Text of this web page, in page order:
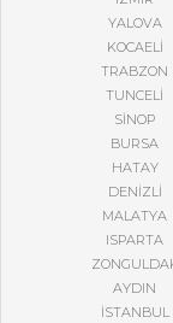
YALOVA
KOCAELİ
TRABZON
TUNCELİ
SİNOP
BURSA
HATAY
DENİZLİ
MALATYA
ISPARTA
AYDIN
İSTANBUL